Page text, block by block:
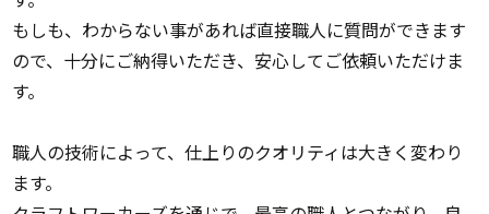
もしも、わからない事があれば直接職人に質問ができます
ので、十分にご納得いただき、安心してご依頼いただけま
す。
職人の技術によって、仕上りのクオリティは大きく変わり
ます。